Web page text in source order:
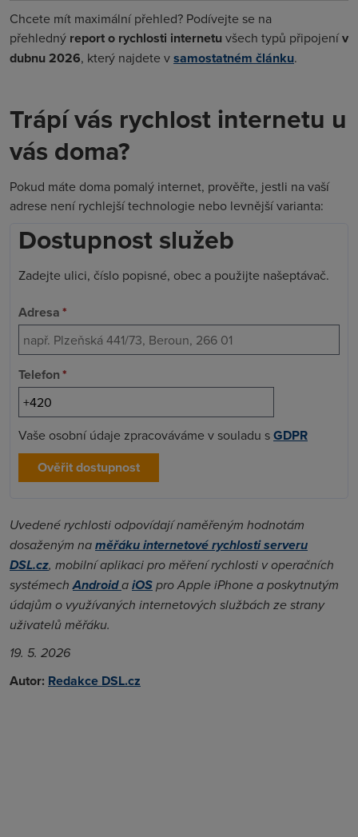
Chcete mít maximální přehled? Podívejte se na
přehledný report o rychlosti internetuvšech typů připojenív
dubnu 2026, který najdete vsamostatném článku.
Trápí vás rychlost internetu u
vás doma?
Pokud máte doma pomalý internet, prověřte, jestli na vaší
adrese není rychlejší technologie nebo levnější varianta:
Dostupnost služeb
Zadejte ulici, číslo popisné, obec a použijte našeptávač.
Adresa*
Telefon*
Vaše osobní údaje zpracováváme v souladu sGDPR
Ověřit dostupnost
Uvedené rychlosti odpovídají naměřeným hodnotám
dosaženým naměřáku internetové rychlosti serveru
DSL.cz, mobilní aplikaci pro měření rychlosti v operačních
systémechAndroidaiOSpro Apple iPhone a poskytnutým
údajům o využívaných internetových službách ze strany
uživatelů měřáku.
19. 5. 2026
Autor: Redakce DSL.cz